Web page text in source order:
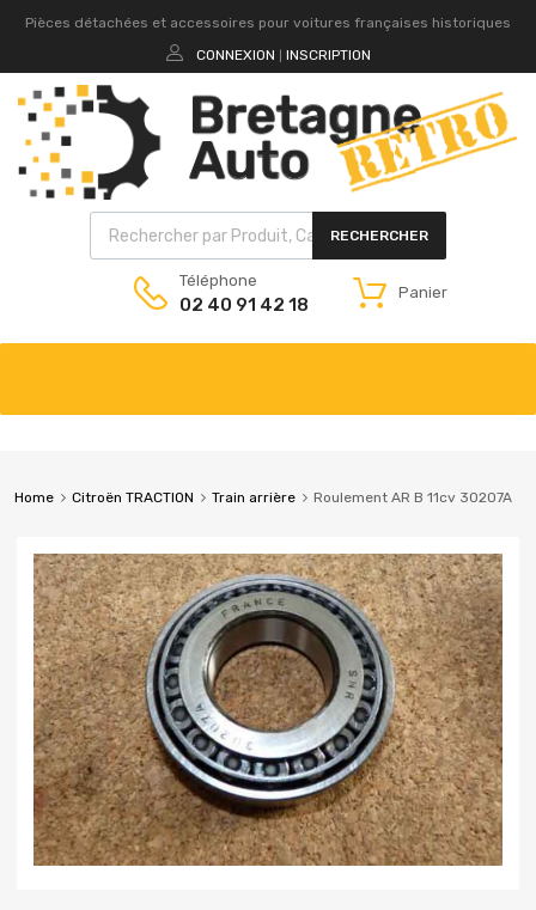
Pièces détachées et accessoires pour voitures françaises historiques
CONNEXION
INSCRIPTION
RECHERCHER
Téléphone
02 40 91 42 18
Panier
Home Citroën TRACTION Train arrière Roulement AR B 11cv 30207A